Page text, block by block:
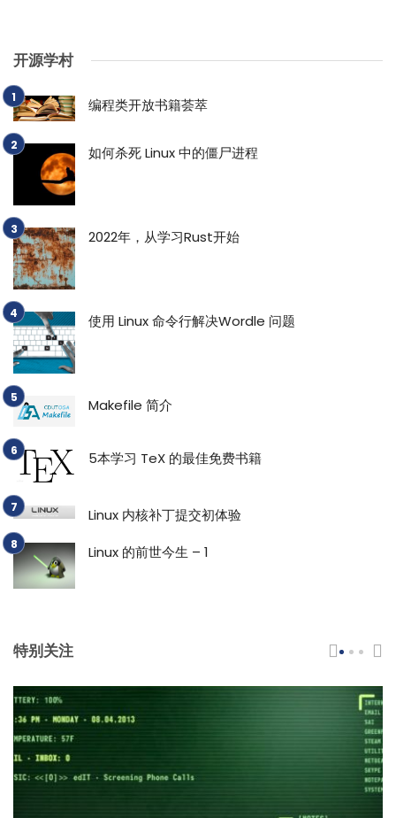
开源学村
编程类开放书籍荟萃
如何杀死 Linux 中的僵尸进程
2022年，从学习Rust开始
使用 Linux 命令行解决Wordle 问题
Makefile 简介
5本学习 TeX 的最佳免费书籍
Linux 内核补丁提交初体验
Linux 的前世今生 – 1
特别关注